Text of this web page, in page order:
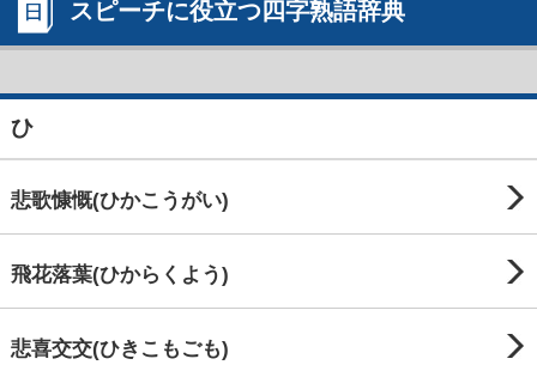
スピーチに役立つ四字熟語辞典
ひ
悲歌慷慨(ひかこうがい)
飛花落葉(ひからくよう)
悲喜交交(ひきこもごも)